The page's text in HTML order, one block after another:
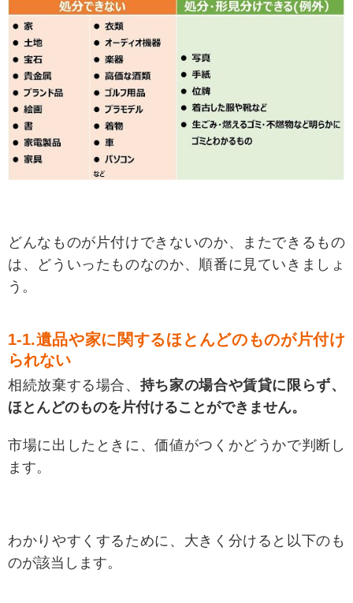
どんなものが片付けできないのか、またできるもの
は、どういったものなのか、順番に見ていきましょ
う。
1-1.遺品や家に関するほとんどのものが片付け
られない
相続放棄する場合、 持ち家の場合や賃貸に限らず、
ほとんどのものを片付けることができません。
市場に出したときに、価値がつくかどうかで判断し
ます。
わかりやすくするために、大きく分けると以下のも
のが該当します。